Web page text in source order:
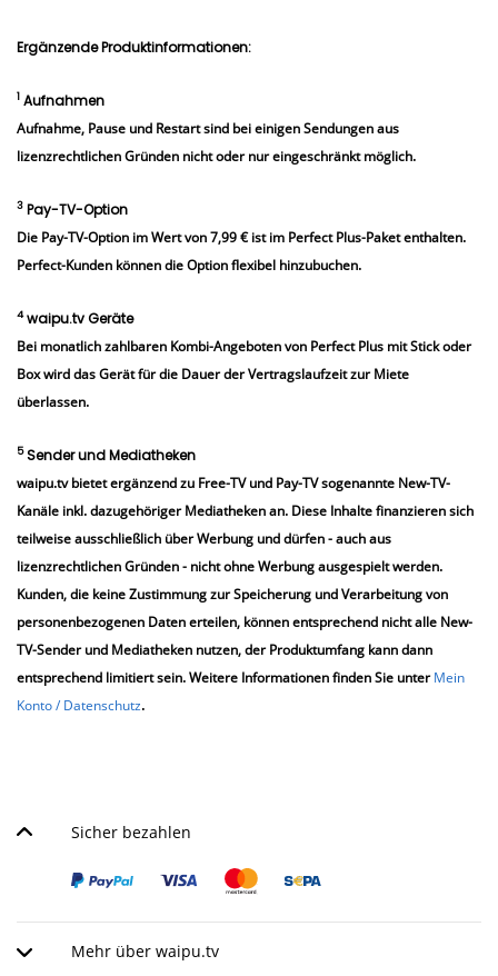
Ergänzende Produktinformationen:
1 Aufnahmen
Aufnahme, Pause und Restart sind bei einigen Sendungen aus
lizenzrechtlichen Gründen nicht oder nur eingeschränkt möglich.
3 Pay-TV-Option
Die Pay-TV-Option im Wert von 7,99 € ist im Perfect Plus-Paket enthalten.
Perfect-Kunden können die Option flexibel hinzubuchen.
4waipu.tv Geräte
Bei monatlich zahlbaren Kombi-Angeboten von Perfect Plus mit Stick oder
Box wird das Gerät für die Dauer der Vertragslaufzeit zur Miete
überlassen.
5Sender und Mediatheken
waipu.tv bietet ergänzend zu Free-TV und Pay-TV sogenannte New-TV-
Kanäle inkl. dazugehöriger Mediatheken an. Diese Inhalte finanzieren sich
teilweise ausschließlich über Werbung und dürfen - auch aus
lizenzrechtlichen Gründen - nicht ohne Werbung ausgespielt werden.
Kunden, die keine Zustimmung zur Speicherung und Verarbeitung von
personenbezogenen Daten erteilen, können entsprechend nicht alle New-
TV-Sender und Mediatheken nutzen, der Produktumfang kann dann
entsprechend limitiert sein. Weitere Informationen finden Sie unterMein
Konto / Datenschutz.
Sicher bezahlen
Mehr über waipu.tv